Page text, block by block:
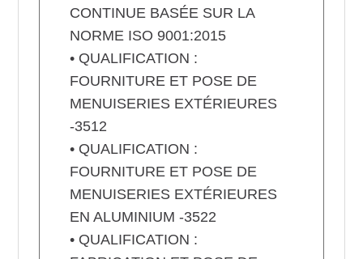
CONTINUE BASÉE SUR LA
NORME ISO 9001:2015
• QUALIFICATION :
FOURNITURE ET POSE DE
MENUISERIES EXTÉRIEURES
-3512
• QUALIFICATION :
FOURNITURE ET POSE DE
MENUISERIES EXTÉRIEURES
EN ALUMINIUM -3522
• QUALIFICATION :